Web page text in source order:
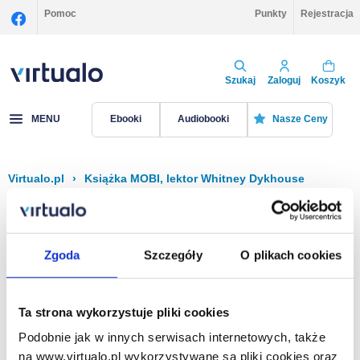
Zgoda Szczegóły O plikach cookies
Ta strona wykorzystuje pliki cookies
Podobnie jak w innych serwisach internetowych, także
na www.virtualo.pl wykorzystywane są pliki cookies oraz
Pomoc Punkty Rejestracja
Szukaj Zaloguj Koszyk
MENU Ebooki Audiobooki Nasze Ceny
Virtualo.pl › Książka MOBI, lektor Whitney Dykhouse
Filtruj Sortuj
Na stronie